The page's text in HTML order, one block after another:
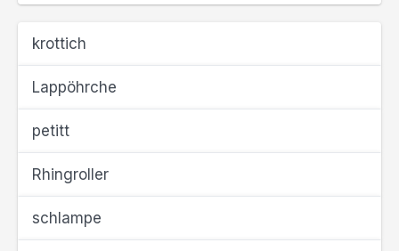
krottich
Lappöhrche
petitt
Rhingroller
schlampe